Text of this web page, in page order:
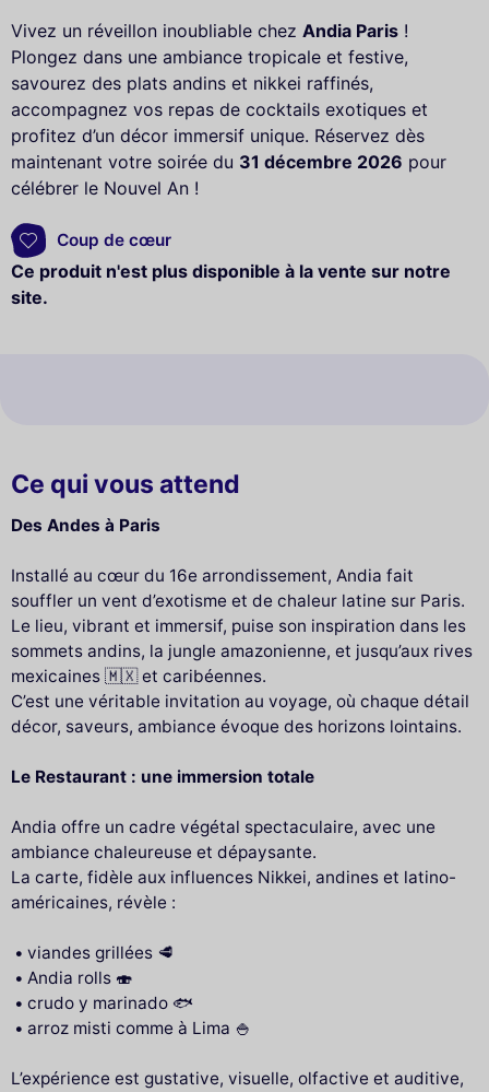
Vivez un réveillon inoubliable chez Andia Paris !
Plongez dans une ambiance tropicale et festive,
savourez des plats andins et nikkei raffinés,
accompagnez vos repas de cocktails exotiques et
profitez d’un décor immersif unique. Réservez dès
maintenant votre soirée du 31 décembre 2026 pour
célébrer le Nouvel An !
Coup de cœur
Ce produit n'est plus disponible à la vente sur notre
site.
Ce qui vous attend
Des Andes à Paris
Installé au cœur du 16e arrondissement, Andia fait
souffler un vent d’exotisme et de chaleur latine sur Paris.
Le lieu, vibrant et immersif, puise son inspiration dans les
sommets andins, la jungle amazonienne, et jusqu’aux rives
mexicaines 🇲🇽 et caribéennes.
C’est une véritable invitation au voyage, où chaque détail
décor, saveurs, ambiance évoque des horizons lointains.
Le Restaurant : une immersion totale
Andia offre un cadre végétal spectaculaire, avec une
ambiance chaleureuse et dépaysante.
La carte, fidèle aux influences Nikkei, andines et latino-
américaines, révèle :
viandes grillées 🥩
Andia rolls 🍣
crudo y marinado 🐟
arroz misti comme à Lima 🍚
L’expérience est gustative, visuelle, olfactive et auditive,